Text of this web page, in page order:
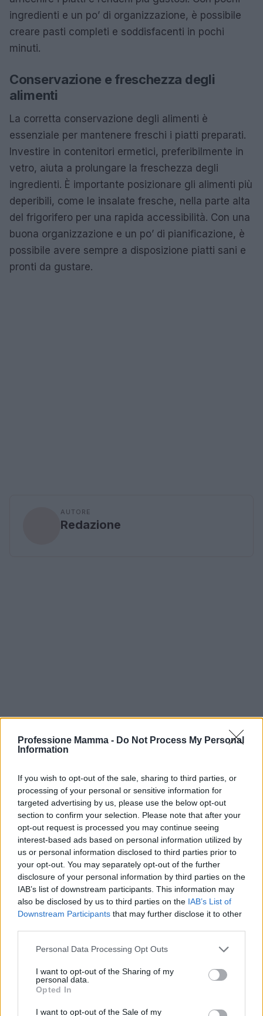
Professione Mamma - Do Not Process My Personal
Information
If you wish to opt-out of the sale, sharing to third parties, or
processing of your personal or sensitive information for
targeted advertising by us, please use the below opt-out
section to confirm your selection. Please note that after your
opt-out request is processed you may continue seeing
interest-based ads based on personal information utilized by
us or personal information disclosed to third parties prior to
your opt-out. You may separately opt-out of the further
disclosure of your personal information by third parties on the
IAB’s list of downstream participants. This information may
also be disclosed by us to third parties on the IAB’s List of
Downstream Participants that may further disclose it to other
Please note that this website/app uses one or more Google
not limited to your visit or usage behaviour. You may click to
grant or deny consent to Google and its third-party tags to
use your data for below specified purposes in below Google
consent section.
Personal Data Processing Opt Outs
I want to opt-out of the Sharing of my
personal data.
Opted In
I want to opt-out of the Sale of my
ingredienti e un po’ di organizzazione, è possibile
creare pasti completi e soddisfacenti in pochi
minuti.
Conservazione e freschezza degli
alimenti
La corretta conservazione degli alimenti è
essenziale per mantenere freschi i piatti preparati.
Investire in contenitori ermetici, preferibilmente in
vetro, aiuta a prolungare la freschezza degli
ingredienti. È importante posizionare gli alimenti più
deperibili, come le insalate fresche, nella parte alta
del frigorifero per una rapida accessibilità. Con una
buona organizzazione e un po’ di pianificazione, è
possibile avere sempre a disposizione piatti sani e
pronti da gustare.
AUTORE
Redazione
Continua a leggere
CASA E ORGANIZZAZIONE